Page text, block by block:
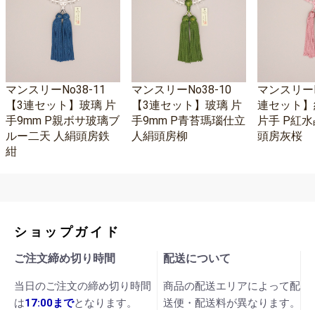
マンスリーNo38-11
【3連セット】玻璃 片
手9mm P親ボサ玻璃ブ
ルー二天 人絹頭房鉄
紺
マンスリーNo38-10
【3連セット】玻璃 片
手9mm P青苔瑪瑙仕立
人絹頭房柳
マンスリ
連セット
片手 P紅
頭房灰桜
ショップガイド
ご注文締め切り時間
当日のご注文の締め切り時間
は17:00までとなります。
配送について
商品の配送エリアによって配
送便・配送料が異なります。